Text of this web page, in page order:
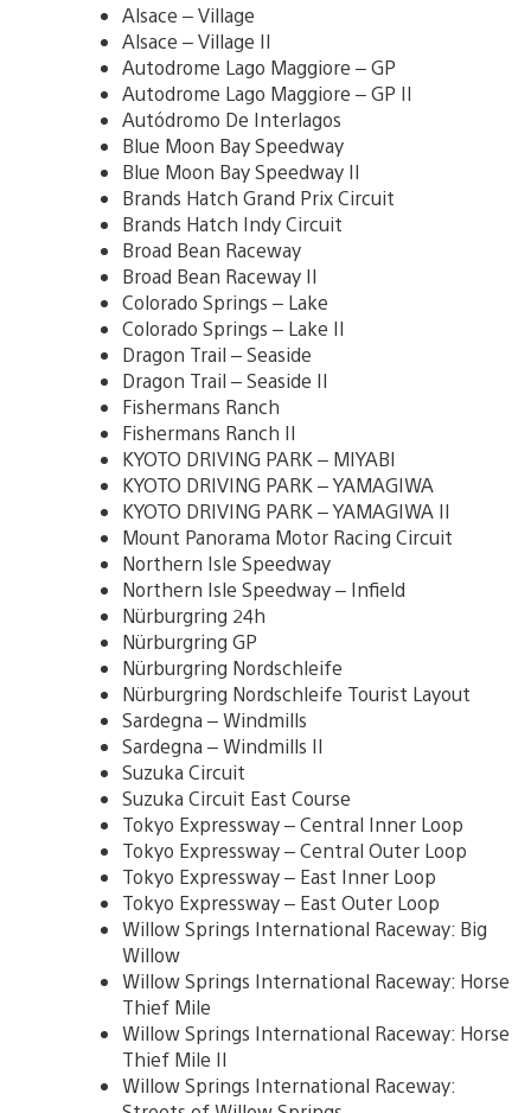
Alsace – Village
Alsace – Village II
Autodrome Lago Maggiore – GP
Autodrome Lago Maggiore – GP II
Autódromo De Interlagos
Blue Moon Bay Speedway
Blue Moon Bay Speedway II
Brands Hatch Grand Prix Circuit
Brands Hatch Indy Circuit
Broad Bean Raceway
Broad Bean Raceway II
Colorado Springs – Lake
Colorado Springs – Lake II
Dragon Trail – Seaside
Dragon Trail – Seaside II
Fishermans Ranch
Fishermans Ranch II
KYOTO DRIVING PARK – MIYABI
KYOTO DRIVING PARK – YAMAGIWA
KYOTO DRIVING PARK – YAMAGIWA II
Mount Panorama Motor Racing Circuit
Northern Isle Speedway
Northern Isle Speedway – Infield
Nürburgring 24h
Nürburgring GP
Nürburgring Nordschleife
Nürburgring Nordschleife Tourist Layout
Sardegna – Windmills
Sardegna – Windmills II
Suzuka Circuit
Suzuka Circuit East Course
Tokyo Expressway – Central Inner Loop
Tokyo Expressway – Central Outer Loop
Tokyo Expressway – East Inner Loop
Tokyo Expressway – East Outer Loop
Willow Springs International Raceway: Big
Willow
Willow Springs International Raceway: Horse
Thief Mile
Willow Springs International Raceway: Horse
Thief Mile II
Willow Springs International Raceway: